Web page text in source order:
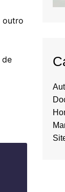
outro
de